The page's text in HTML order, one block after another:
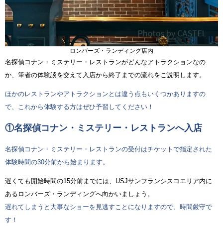
ロンバーズ・ランディング店内
名探偵コナン・ミステリー・レストランがどんなアトラクションなの
か、筆者の体験談を交えて入店から終了までの流れをご説明します。
ほかのレストランやアトラクションとは違う点もいくつかありますの
で、これから体験する方はぜひ予習してください！
①名探偵コナン・ミステリー・レストランへ入店
名探偵コナン・ミステリー・レストランの受付はチケットで指定された
体験時間の30分前から始まります。
遅くても開始時間の15分前までには、USJサンフランシスコエリア内に
あるロンバーズ・ランディングへ向かいましょう。
遅れてしまうと大事なショーを見逃すことになりますので、時間厳守で
す！